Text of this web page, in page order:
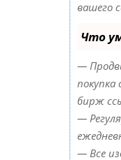
вашего
Что
—
покупка
бирж
—
— Все